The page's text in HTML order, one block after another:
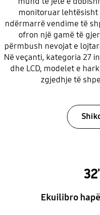
monitoruar
ndërmarrë vendime të
ofron një gamë të
përmbush nevojat e
Në veçanti, kategoria 27
dhe LCD, modelet e
zgjedhje të
Ekuilibro